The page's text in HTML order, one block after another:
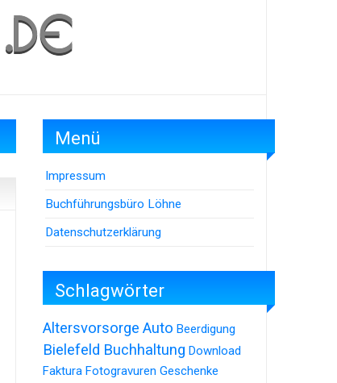
Menü
Impressum
Buchführungsbüro Löhne
Datenschutzerklärung
Schlagwörter
Altersvorsorge Auto Beerdigung
Bielefeld Buchhaltung Download
Faktura Fotogravuren Geschenke